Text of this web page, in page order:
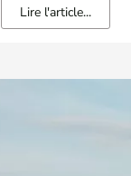
Lire l'article...